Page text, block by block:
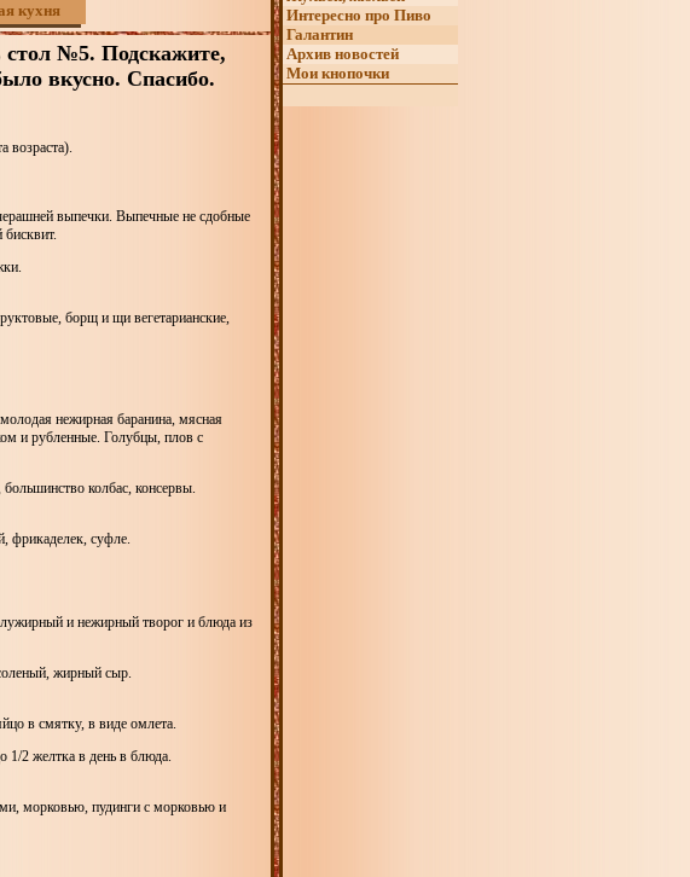
кухня
стол №5. Подскажите,
вкусно. Спасибо.
возраста).
выпечки. Выпечные не сдобные
борщ и щи вегетарианские,
нежирная баранина, мясная
и рубленные. Голубцы, плов с
колбас, консервы.
фрикаделек, суфле.
и нежирный творог и блюда из
жирный сыр.
в смятку, в виде омлета.
2 желтка в день в блюда.
морковью, пудинги с морковью и
Интересно про Пиво
Галантин
Архив новостей
Мои кнопочки